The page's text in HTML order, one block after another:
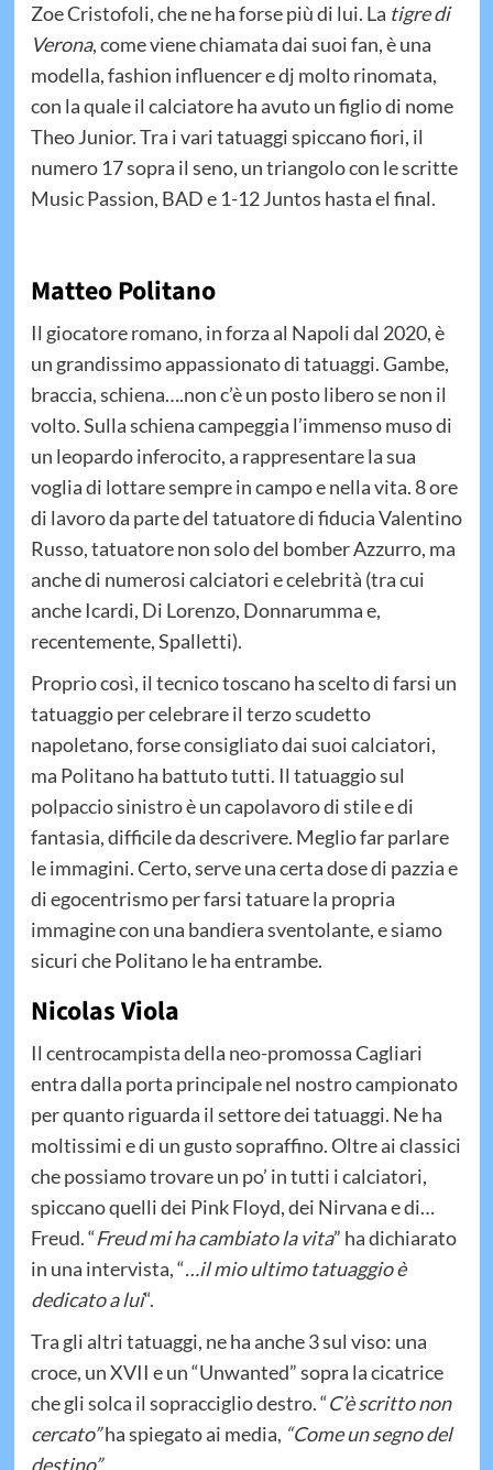
Zoe Cristofoli, che ne ha forse più di lui. La tigre di
Verona, come viene chiamata dai suoi fan, è una
modella, fashion influencer e dj molto rinomata,
con la quale il calciatore ha avuto un figlio di nome
Theo Junior. Tra i vari tatuaggi spiccano fiori, il
numero 17 sopra il seno, un triangolo con le scritte
Music Passion, BAD e 1-12 Juntos hasta el final.
Matteo Politano
Il giocatore romano, in forza al Napoli dal 2020, è
un grandissimo appassionato di tatuaggi. Gambe,
braccia, schiena….non c’è un posto libero se non il
volto. Sulla schiena campeggia l’immenso muso di
un leopardo inferocito, a rappresentare la sua
voglia di lottare sempre in campo e nella vita. 8 ore
di lavoro da parte del tatuatore di fiducia Valentino
Russo, tatuatore non solo del bomber Azzurro, ma
anche di numerosi calciatori e celebrità (tra cui
anche Icardi, Di Lorenzo, Donnarumma e,
recentemente, Spalletti).
Proprio così, il tecnico toscano ha scelto di farsi un
tatuaggio per celebrare il terzo scudetto
napoletano, forse consigliato dai suoi calciatori,
ma Politano ha battuto tutti. Il tatuaggio sul
polpaccio sinistro è un capolavoro di stile e di
fantasia, difficile da descrivere. Meglio far parlare
le immagini. Certo, serve una certa dose di pazzia e
di egocentrismo per farsi tatuare la propria
immagine con una bandiera sventolante, e siamo
sicuri che Politano le ha entrambe.
Nicolas Viola
Il centrocampista della neo-promossa Cagliari
entra dalla porta principale nel nostro campionato
per quanto riguarda il settore dei tatuaggi. Ne ha
moltissimi e di un gusto sopraffino. Oltre ai classici
che possiamo trovare un po’ in tutti i calciatori,
spiccano quelli dei Pink Floyd, dei Nirvana e di…
Freud. “Freud mi ha cambiato la vita” ha dichiarato
in una intervista, “…il mio ultimo tatuaggio è
dedicato a lui“.
Tra gli altri tatuaggi, ne ha anche 3 sul viso: una
croce, un XVII e un “Unwanted” sopra la cicatrice
che gli solca il sopracciglio destro. “C’è scritto non
cercato”ha spiegato ai media, “Come un segno del
destino”.